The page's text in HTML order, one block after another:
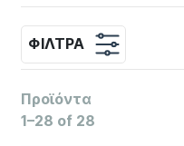
ΦΊΛΤΡΑ
Προϊόντα
1–28 of 28